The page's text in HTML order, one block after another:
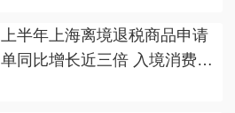
上半年上海离境退税商品申请
单同比增长近三倍 入境消费活